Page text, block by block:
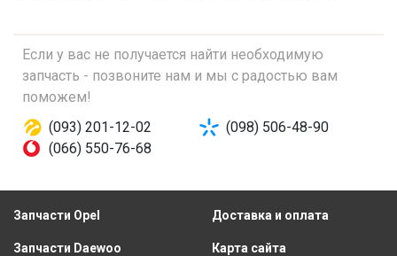
Если у вас не получается найти необходимую
запчасть - позвоните нам и мы с радостью вам
поможем!
(093) 201-12-02
(098) 506-48-90
(066) 550-76-68
Запчасти Opel
Запчасти Daewoo
Доставка и оплата
Карта сайта